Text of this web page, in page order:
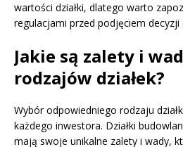
wartości działki, dlatego warto
regulacjami przed podjęciem decyzji
Jakie są zalety i
rodzajów działek?
Wybór odpowiedniego rodzaju
każdego inwestora. Działki
mają swoje unikalne zalety i wady,